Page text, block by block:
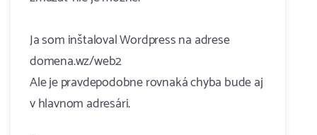
Ja som inštaloval Wordpress na adrese
domena.wz/web2
Ale je pravdepodobne rovnaká chyba bude aj
v hlavnom adresári.